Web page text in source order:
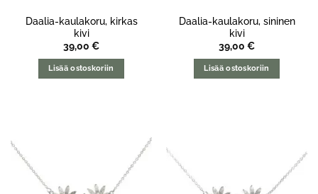
Daalia-kaulakoru, kirkas
kivi
39,00 €
Lisää ostoskoriin
Daalia-kaulakoru, sininen
kivi
39,00 €
Lisää ostoskoriin